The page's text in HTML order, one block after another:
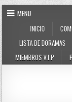
Skip to content
MENU
INICIO
LISTA DE DORAMAS
MIEMBROS V.I.P